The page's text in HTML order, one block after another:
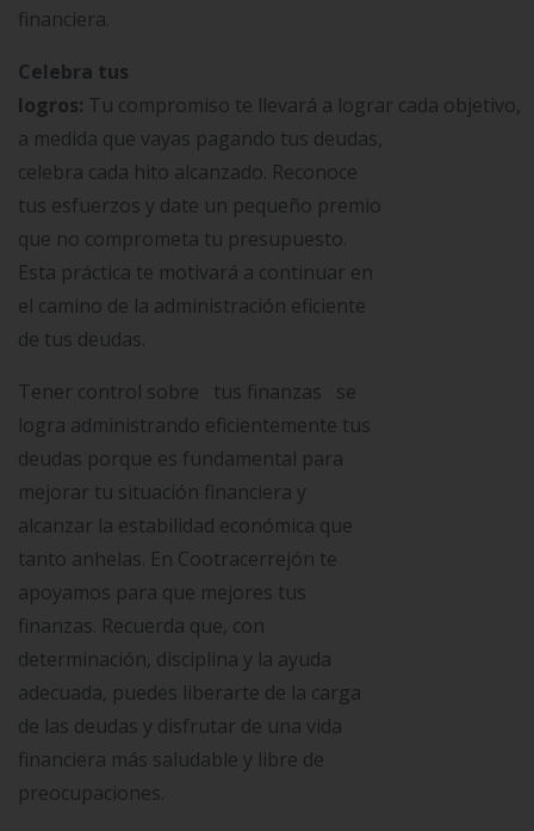
financiera.
Celebra tus
logros: Tu compromiso te llevará a lograr cada objetivo,
a medida que vayas pagando tus deudas,
celebra cada hito alcanzado. Reconoce
tus esfuerzos y date un pequeño premio
que no comprometa tu presupuesto.
Esta práctica te motivará a continuar en
el camino de la administración eficiente
de tus deudas.
Tener control sobre tus finanzas se
logra administrando eficientemente tus
deudas porque es fundamental para
mejorar tu situación financiera y
alcanzar la estabilidad económica que
tanto anhelas. En Cootracerrejón te
apoyamos para que mejores tus
finanzas. Recuerda que, con
determinación, disciplina y la ayuda
adecuada, puedes liberarte de la carga
de las deudas y disfrutar de una vida
financiera más saludable y libre de
preocupaciones.